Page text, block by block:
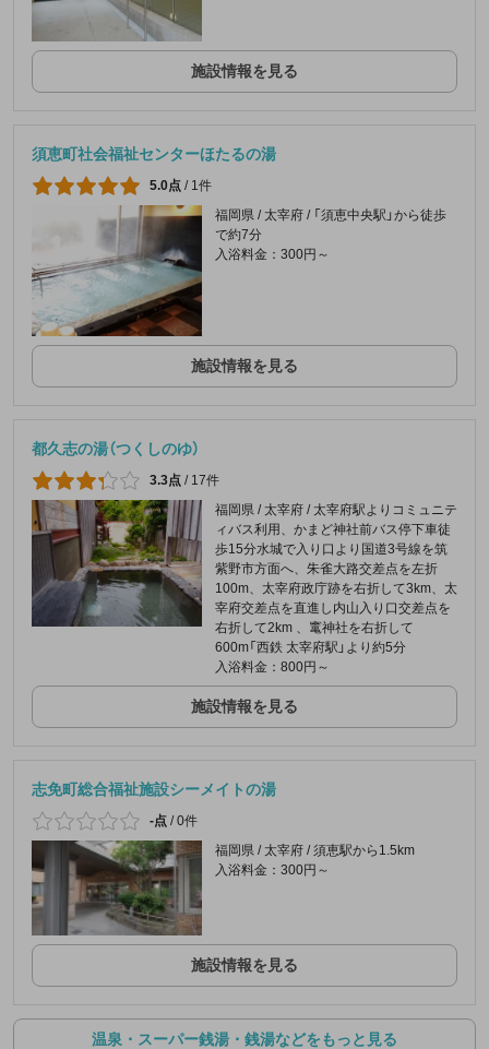
施設情報を見る
須恵町社会福祉センターほたるの湯
5.0点 / 1件
福岡県 / 太宰府 / 「須恵中央駅」から徒歩
で約7分
入浴料金：300円～
施設情報を見る
都久志の湯（つくしのゆ）
3.3点 / 17件
福岡県 / 太宰府 / 太宰府駅よりコミュニテ
ィバス利用、かまど神社前バス停下車徒
歩15分水城で入り口より国道3号線を筑
紫野市方面へ、朱雀大路交差点を左折
100m、太宰府政庁跡を右折して3km、太
宰府交差点を直進し内山入り口交差点を
右折して2km 、竃神社を右折して
600m「西鉄 太宰府駅」より約5分
入浴料金：800円～
施設情報を見る
志免町総合福祉施設シーメイトの湯
-点 /0件
福岡県 / 太宰府 / 須恵駅から1.5km
入浴料金：300円～
施設情報を見る
温泉・スーパー銭湯・銭湯などをもっと見る